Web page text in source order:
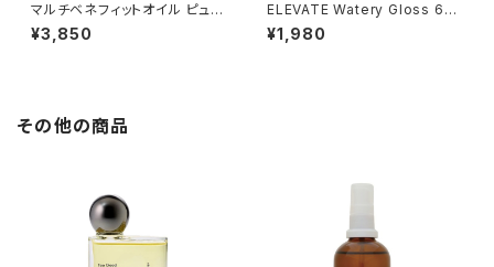
マルチベネフィットオイル ピュリ
フィケーションオブマインド
¥3,850
ELEVATE Watery Gloss 6F 1
50ｇ
¥1,980
その他の商品